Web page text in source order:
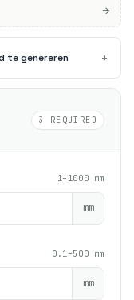
te genereren +
3 REQUIRED
1–1000 mm
mm
0.1–500 mm
mm